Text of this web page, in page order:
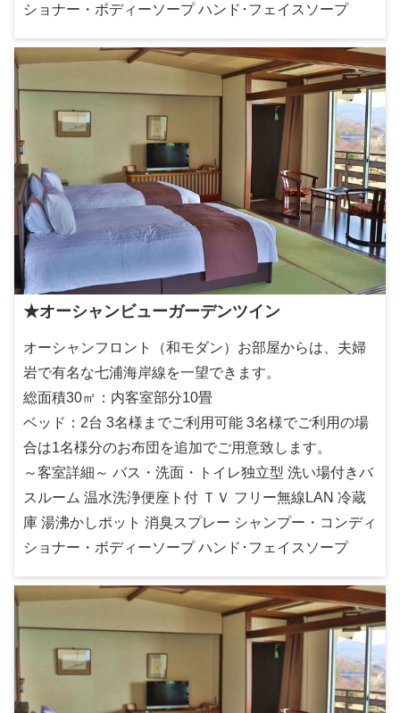
ショナー・ボディーソープ ハンド･フェイスソープ
★オーシャンビューガーデンツイン
オーシャンフロント（和モダン）お部屋からは、夫婦
岩で有名な七浦海岸線を一望できます。
総面積30㎡：内客室部分10畳
ベッド：2台 3名様までご利用可能 3名様でご利用の場
合は1名様分のお布団を追加でご用意致します。
～客室詳細～ バス・洗面・トイレ独立型 洗い場付きバ
スルーム 温水洗浄便座ト付 ＴＶ フリー無線LAN 冷蔵
庫 湯沸かしポット 消臭スプレー シャンプー・コンディ
ショナー・ボディーソープ ハンド･フェイスソープ